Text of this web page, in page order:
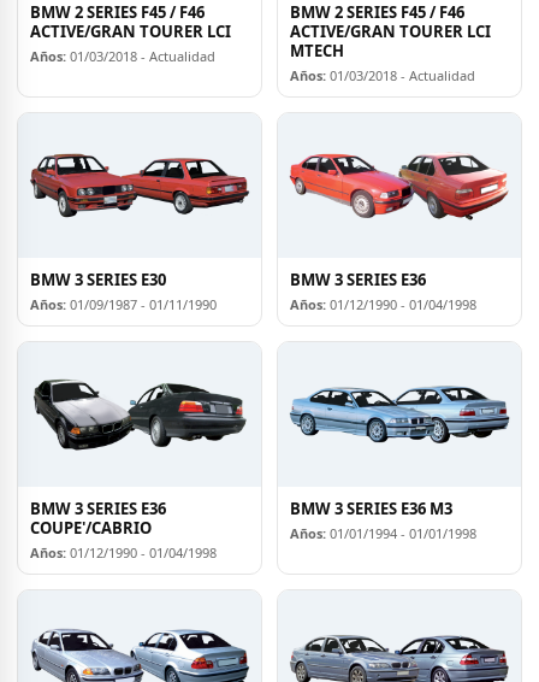
BMW 2 SERIES F45 / F46
ACTIVE/GRAN TOURER LCI
Años: 01/03/2018 - Actualidad
BMW 2 SERIES F45 / F46
ACTIVE/GRAN TOURER LCI
MTECH
Años: 01/03/2018 - Actualidad
BMW 3 SERIES E30
Años: 01/09/1987 - 01/11/1990
BMW 3 SERIES E36
Años: 01/12/1990 - 01/04/1998
BMW 3 SERIES E36
COUPE'/CABRIO
Años: 01/12/1990 - 01/04/1998
BMW 3 SERIES E36 M3
Años: 01/01/1994 - 01/01/1998